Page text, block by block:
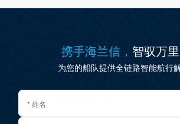
携手海兰信， 智驭万
为您的船队提供全链路智能航行